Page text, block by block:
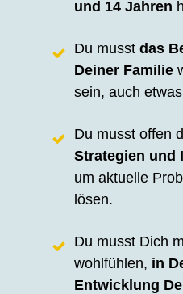
und 14 Jahren
Du musst das
Deiner Familie
sein, auch
Du musst offen
Strategien und
um aktuelle
lösen.
Du musst Dich
wohlfühlen, in
Entwicklung